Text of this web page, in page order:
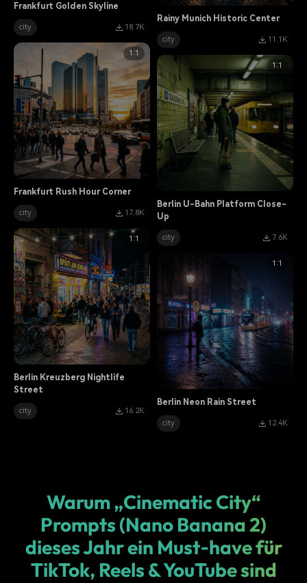
Frankfurt Golden Skyline
city 18.7K
Rainy Munich Historic Center
city
11.1K
1:1
Frankfurt Rush Hour Corner
city 17.8K
1:1
Berlin U-Bahn Platform Close-
Up
city 7.6K
1:1
Berlin Kreuzberg Nightlife
Street
city 16.2K
1:1
Berlin Neon Rain Street
city 12.4K
Warum „Cinematic City“
Prompts (Nano Banana 2)
dieses Jahr ein Must‑have für
TikTok, Reels & YouTube sind